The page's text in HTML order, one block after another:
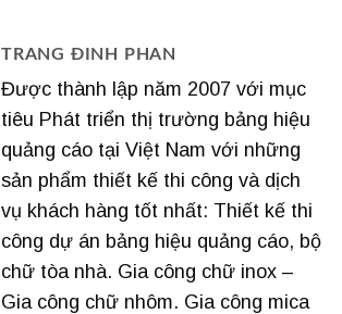
TRANG ĐINH PHAN
Được thành lập năm 2007 với mục
tiêu Phát triển thị trường bảng hiệu
quảng cáo tại Việt Nam với những
sản phẩm thiết kế thi công và dịch
vụ khách hàng tốt nhất: Thiết kế thi
công dự án bảng hiệu quảng cáo, bộ
chữ tòa nhà. Gia công chữ inox –
Gia công chữ nhôm. Gia công mica